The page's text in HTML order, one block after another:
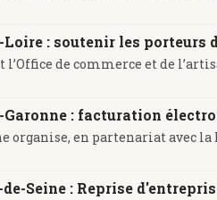
Loire : soutenir les porteurs
l’Office de commerce et de
Garonne : facturation
organise, en partenariat avec la
Seine : Reprise